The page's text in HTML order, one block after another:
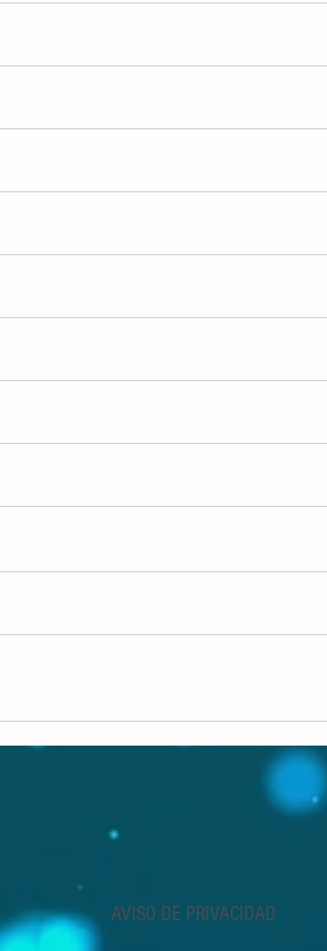
AVISO DE PRIVACIDAD